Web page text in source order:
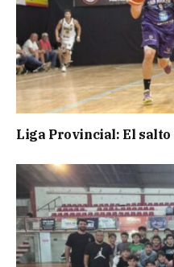
Liga Provincial: El